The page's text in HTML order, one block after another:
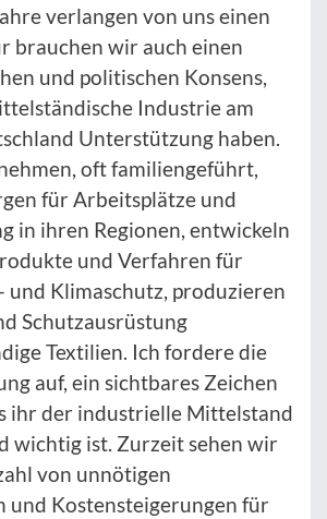
verlangen von uns einen
brauchen wir auch einen
und politischen Konsens,
Industrie am
Unterstützung haben.
oft familiengeführt,
für Arbeitsplätze und
in ihren Regionen, entwickeln
und Verfahren für
und Klimaschutz, produzieren
Schutzausrüstung
Textilien. Ich fordere die
auf, ein sichtbares Zeichen
ihr der industrielle Mittelstand
wichtig ist. Zurzeit sehen wir
von unnötigen
und Kostensteigerungen für